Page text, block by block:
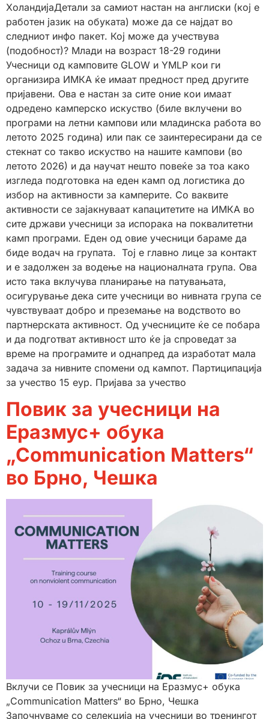
ХоландијаДетали за самиот настан на англиски (кој е
работен јазик на обуката) може да се најдат во
следниот инфо пакет. Кој може да учествува
(подобност)? Млади на возраст 18-29 години
Учесници од камповите GLOW и YMLP кои ги
организира ИМКА ќе имаат предност пред другите
пријавени. Ова е настан за сите оние кои имаат
одредено камперско искуство (биле вклучени во
програми на летни кампови или младинска работа во
летото 2025 година) или пак се заинтересирани да се
стекнат со такво искуство на нашите кампови (во
летото 2026) и да научат нешто повеќе за тоа како
изгледа подготовка на еден камп од логистика до
избор на активности за камперите. Со ваквите
активности се зајакнуваат капацитетите на ИМКА во
сите држави учесници за испорака на поквалитетни
камп програми. Еден од овие учесници бараме да
биде водач на групата. Тој е главно лице за контакт
и е задолжен за водење на националната група. Ова
исто така вклучува планирање на патувањата,
осигурување дека сите учесници во нивната група се
чувствуваат добро и преземање на водството во
партнерската активност. Од учесниците ќе се побара
и да подготват активност што ќе ја спроведат за
време на програмите и однапред да изработат мала
задача за нивните спомени од кампот. Партиципација
за учество 15 еур. Пријава за учество
Повик за учесници на
Eразмус+ обука
„Communication Matters“
во Брно, Чешка
Вклучи се Повик за учесници на Eразмус+ обука
„Communication Matters“ во Брно, Чешка
Започнуваме со селекција на учесници во тренингот